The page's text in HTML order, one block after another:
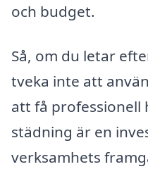
och budget.
Så, om du letar
tveka inte att
att få professionell
städning är en
verksamhets